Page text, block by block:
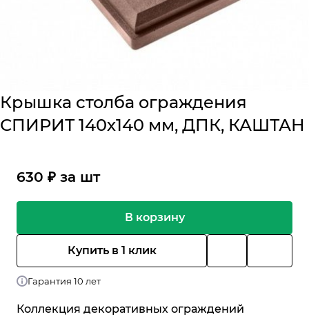
Крышка столба ограждения
СПИРИТ 140х140 мм, ДПК, КАШТАН
630 ₽ за шт
В корзину
Купить в 1 клик
Гарантия 10 лет
Коллекция декоративных ограждений